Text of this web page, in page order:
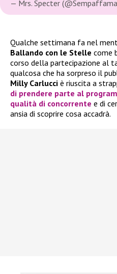
— Mrs. Specter
Qualche settimana fa nel
Ballando con le Stelle come
corso della partecipazione al
qualcosa che ha sorpreso il
Milly Carlucci è riuscita a
di prendere parte al
qualità di concorrente e di
ansia di scoprire cosa accadrà.